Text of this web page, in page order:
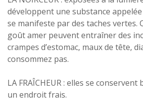
développent une substance
se manifeste par des taches vertes.
goût amer peuvent entraîner des
crampes d’estomac, maux de tête,
consommez pas.
LA FRAÎCHEUR : elles se conservent
un endroit frais.